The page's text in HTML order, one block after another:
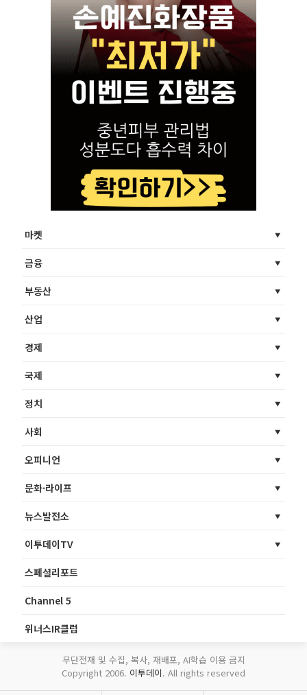
마켓
금융
부동산
산업
경제
국제
정치
사회
오피니언
문화·라이프
뉴스발전소
이투데이TV
스페셜리포트
Channel 5
위너스IR클럽
무단전재 및 수집, 복사, 재배포, AI학습 이용 금지
Copyright 2006. 이투데이. All rights reserved